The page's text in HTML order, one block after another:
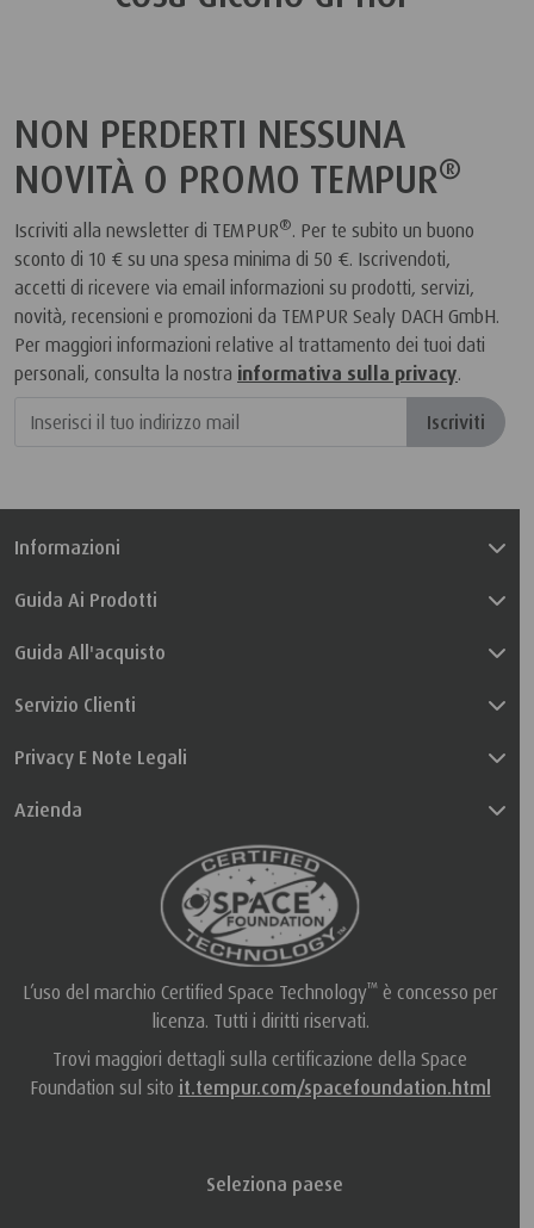
NON PERDERTI NESSUNA
NOVITÀ O PROMO TEMPUR®
Iscriviti alla newsletter di TEMPUR®. Per te subito un buono
sconto di 10 € su una spesa minima di 50 €. Iscrivendoti,
accetti di ricevere via email informazioni su prodotti, servizi,
novità, recensioni e promozioni da TEMPUR Sealy DACH GmbH.
Per maggiori informazioni relative al trattamento dei tuoi dati
personali, consulta la nostra informativa sulla privacy.
Iscriviti
Informazioni
Guida Ai Prodotti
Guida All'acquisto
Servizio Clienti
Privacy E Note Legali
Azienda
L’uso del marchio Certified Space Technology™è concesso per
licenza. Tutti i diritti riservati.
Trovi maggiori dettagli sulla certificazione della Space
Foundation sul sito it.tempur.com/spacefoundation.html
Seleziona paese